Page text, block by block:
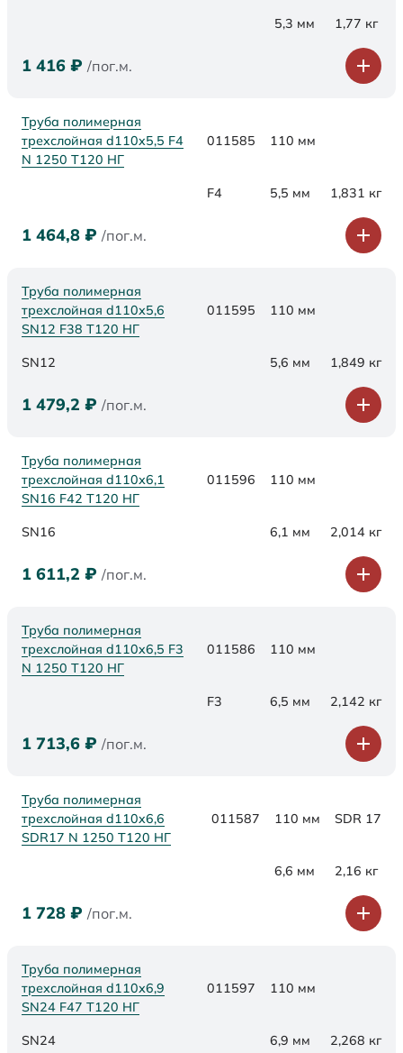
5,3 мм 1,77 кг
1 416 ₽ /пог.м.
Труба полимерная
трехслойная d110x5,5 F4
N 1250 Т120 НГ
011585 110 мм
F4 5,5 мм 1,831 кг
1 464,8 ₽ /пог.м.
Труба полимерная
трехслойная d110х5,6
SN12 F38 Т120 НГ
011595 110 мм
SN12 5,6 мм 1,849 кг
1 479,2 ₽ /пог.м.
Труба полимерная
трехслойная d110х6,1
SN16 F42 Т120 НГ
011596 110 мм
SN16 6,1 мм 2,014 кг
1 611,2 ₽ /пог.м.
Труба полимерная
трехслойная d110x6,5 F3
N 1250 Т120 НГ
011586 110 мм
F3 6,5 мм 2,142 кг
1 713,6 ₽ /пог.м.
Труба полимерная
трехслойная d110x6,6
SDR17 N 1250 Т120 НГ
011587 110 мм SDR 17
6,6 мм 2,16 кг
1 728 ₽ /пог.м.
Труба полимерная
трехслойная d110х6,9
SN24 F47 Т120 НГ
011597 110 мм
SN24 6,9 мм 2,268 кг